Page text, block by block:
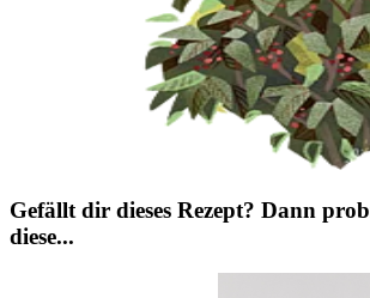
Gefällt dir dieses Rezept? Dann
diese...